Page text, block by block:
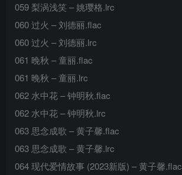
059 梨涡浅笑 – 姚璎格.lrc
060 过火 – 刘德丽.flac
060 过火 – 刘德丽.lrc
061 晚秋 – 童丽.flac
061 晚秋 – 童丽.lrc
062 水中花 – 钟明秋.flac
062 水中花 – 钟明秋.lrc
063 思念成歌 – 黄子馨.flac
063 思念成歌 – 黄子馨.lrc
064 现代爱情故事 (2023新版) – 黄子馨.flac